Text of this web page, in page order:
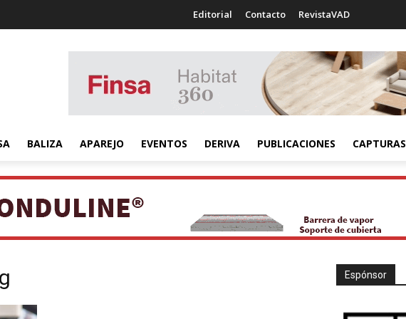
Editorial Contacto RevistaVAD
BALIZA APAREJO EVENTOS DERIVA PUBLICACIONES CAPTURAS
Espónsor